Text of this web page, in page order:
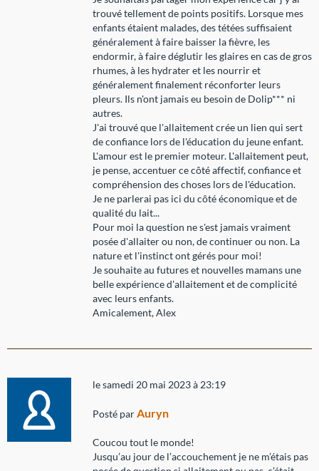
trouvé tellement de points positifs. Lorsque mes
enfants étaient malades, des tétées suffisaient
généralement à faire baisser la fièvre, les
endormir, à faire déglutir les glaires en cas de gros
rhumes, à les hydrater et les nourrir et
généralement finalement réconforter leurs
pleurs. Ils n'ont jamais eu besoin de Dolip*** ni
autres.
J'ai trouvé que l'allaitement crée un lien qui sert
de confiance lors de l'éducation du jeune enfant.
L'amour est le premier moteur. L'allaitement peut,
je pense, accentuer ce côté affectif, confiance et
compréhension des choses lors de l'éducation.
Je ne parlerai pas ici du côté économique et de
qualité du lait...
Pour moi la question ne s'est jamais vraiment
posée d'allaiter ou non, de continuer ou non. La
nature et l'instinct ont gérés pour moi!
Je souhaite au futures et nouvelles mamans une
belle expérience d'allaitement et de complicité
avec leurs enfants.
Amicalement, Alex
le samedi 20 mai 2023 à 23:19
Posté parAuryn
Coucou tout le monde!
Jusqu’au jour de l’accouchement je ne m’étais pas